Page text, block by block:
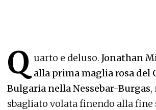
Q uarto e deluso. Jonathan
alla prima maglia rosa del
Bulgaria nella Nessebar-Burgas,
sbagliato volata finendo alla fine